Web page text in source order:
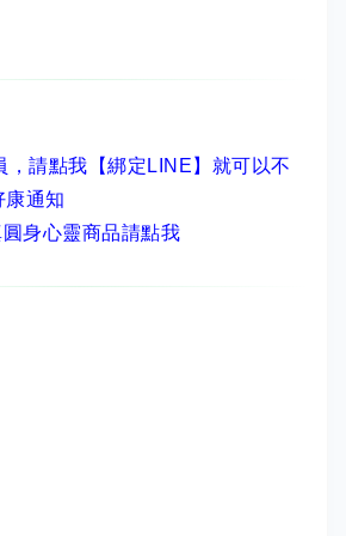
請點我【綁定LINE】 就可以不
康通知
身心靈商品請點我